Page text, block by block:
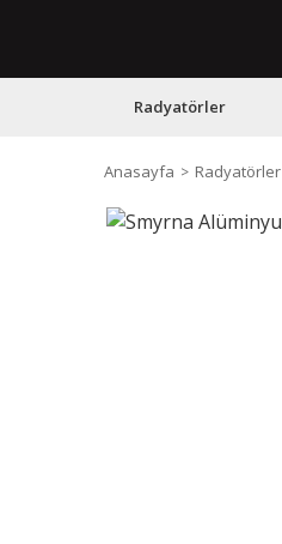
Radyatörler
Anasayfa Radyatörler